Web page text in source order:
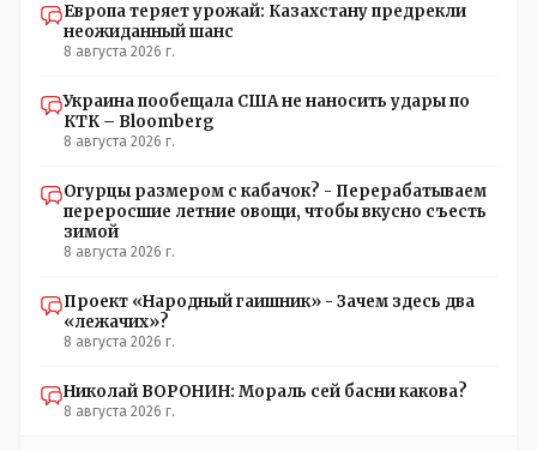
Европа теряет урожай: Казахстану предрекли
неожиданный шанс
8 августа 2026 г.
Украина пообещала США не наносить удары по
КТК – Bloomberg
8 августа 2026 г.
Огурцы размером с кабачок? - Перерабатываем
переросшие летние овощи, чтобы вкусно съесть
зимой
8 августа 2026 г.
Проект «Народный гаишник» - Зачем здесь два
«лежачих»?
8 августа 2026 г.
Николай ВОРОНИН: Мораль сей басни какова?
8 августа 2026 г.